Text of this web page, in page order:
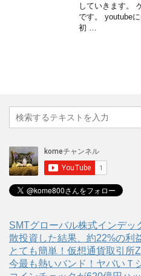
していきます。
です。 youtube
初 …
SMTグローバル株式インデッ
散投資した結果、約22%の利
とても簡単！仮想通貨取引所
今最も熱いバンド！ヤバいＴ